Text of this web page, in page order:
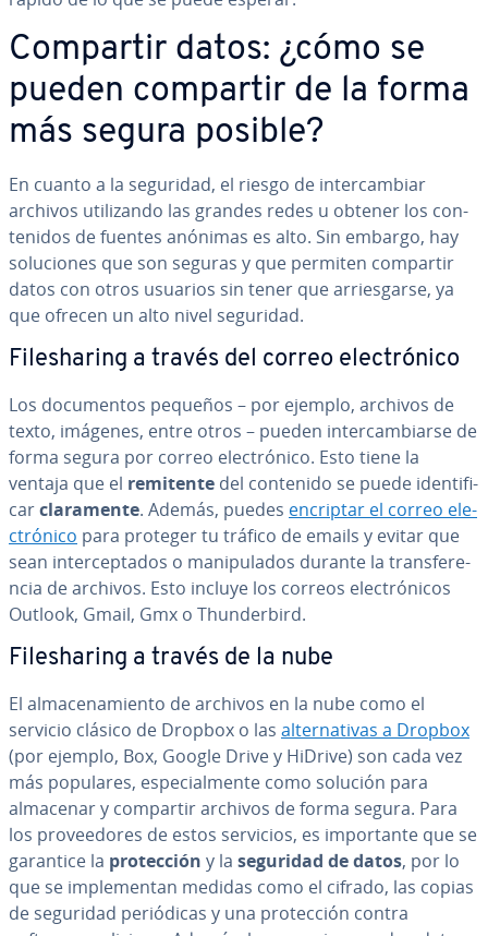
Compartir datos: ¿cómo se
pueden compartir de la forma
más segura posible?
En cuanto a la seguridad, el riesgo de in­te­r­ca­m­biar
archivos uti­li­za­n­do las grandes redes u obtener los co­n­
te­ni­dos de fuentes anónimas es alto. Sin embargo, hay
so­lu­cio­nes que son seguras y que permiten compartir
datos con otros usuarios sin tener que arrie­s­gar­se, ya
que ofrecen un alto nivel seguridad.
Fi­le­sha­ri­ng a través del correo ele­c­tró­ni­co
Los do­cu­me­n­tos pequeños – por ejemplo, archivos de
texto, imágenes, entre otros – pueden in­te­r­ca­m­biar­se de
forma segura por correo ele­c­tró­ni­co. Esto tiene la
ventaja que el remitente del contenido se puede ide­n­ti­fi­
carcla­ra­me­n­te. Además, puedes encriptar el correo ele­
c­tró­ni­co para proteger tu tráfico de emails y evitar que
sean in­te­r­ce­p­ta­dos o ma­ni­pu­la­dos durante la tra­n­s­fe­re­
n­cia de archivos. Esto incluye los correos ele­c­tró­ni­cos
Outlook, Gmail, Gmx o Thu­n­de­r­bi­rd.
Fi­le­sha­ri­ng a través de la nube
El al­ma­ce­na­mie­n­to de archivos en la nube como el
servicio clásico de Dropbox o las al­te­r­na­ti­vas a Dropbox
(por ejemplo, Box, Google Drive y HiDrive) son cada vez
más populares, es­pe­cia­l­me­n­te como solución para
almacenar y compartir archivos de forma segura. Para
los pro­vee­do­res de estos servicios, es im­po­r­ta­n­te que se
garantice la pro­te­c­ción y la seguridad de datos, por lo
que se im­ple­me­n­tan medidas como el cifrado, las copias
de seguridad pe­rió­di­cas y una pro­te­c­ción contra